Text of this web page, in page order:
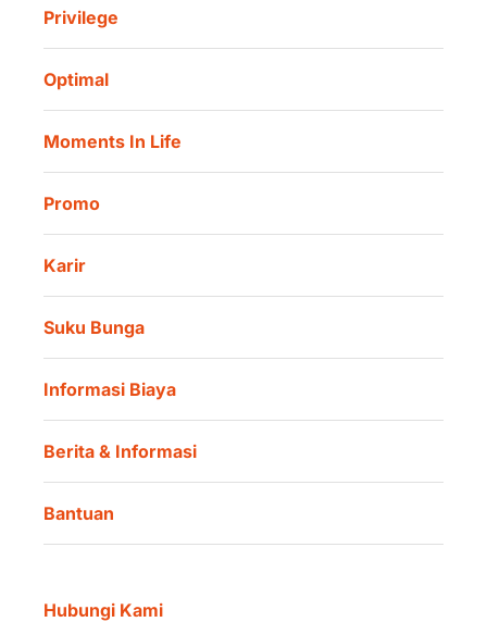
Danamon Cash Connect User Guidelines
Danamon Digital Onboarding
Danamon QR Merchant
Informasi Investor
Privilege
Optimal
Moments In Life
Promo
Karir
Suku Bunga
Informasi Biaya
Berita & Informasi
Bantuan
Hubungi Kami